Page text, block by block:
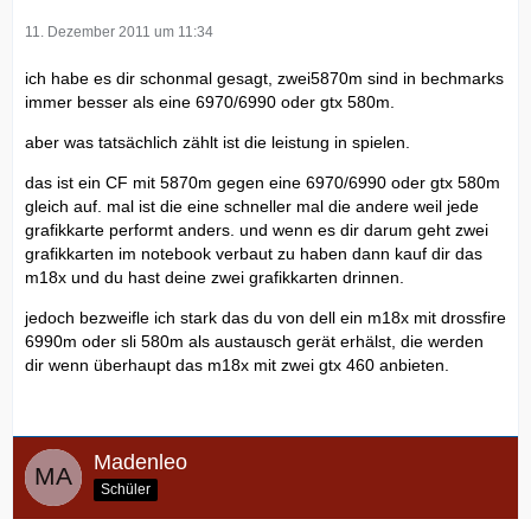
11. Dezember 2011 um 11:34
ich habe es dir schonmal gesagt, zwei5870m sind in bechmarks
immer besser als eine 6970/6990 oder gtx 580m.
aber was tatsächlich zählt ist die leistung in spielen.
das ist ein CF mit 5870m gegen eine 6970/6990 oder gtx 580m
gleich auf. mal ist die eine schneller mal die andere weil jede
grafikkarte performt anders. und wenn es dir darum geht zwei
grafikkarten im notebook verbaut zu haben dann kauf dir das
m18x und du hast deine zwei grafikkarten drinnen.
jedoch bezweifle ich stark das du von dell ein m18x mit drossfire
6990m oder sli 580m als austausch gerät erhälst, die werden
dir wenn überhaupt das m18x mit zwei gtx 460 anbieten.
Madenleo
Schüler